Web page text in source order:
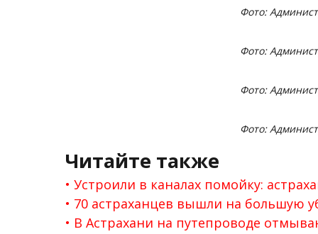
Фото:
Фото:
Фото:
Фото:
Читайте также
Устроили в каналах помойку:
70 астраханцев вышли на большую
В Астрахани на путепроводе